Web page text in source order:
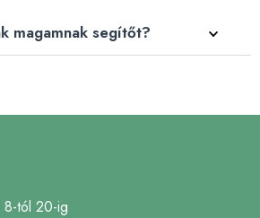
magamnak segítőt?
tól 20-ig